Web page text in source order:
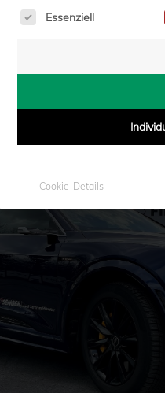
AHLEN
- 13:23
Es folgt eine Liste der
Essenziell
Cookie-Details